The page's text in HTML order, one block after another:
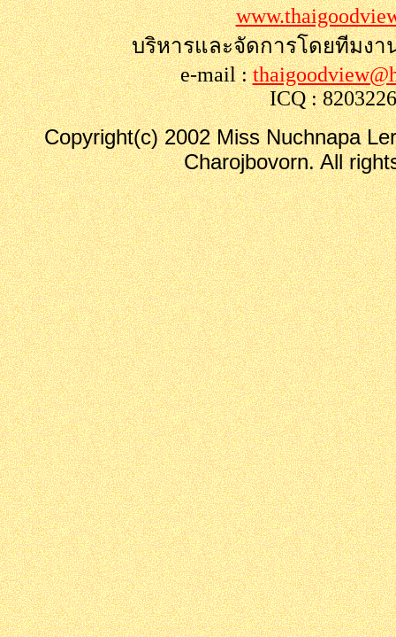
บริหารและจัดการโดยทีมง
e-mail :
ICQ :
Copyright(c) 2002 Miss Nuchnapa
Charojbovorn. All